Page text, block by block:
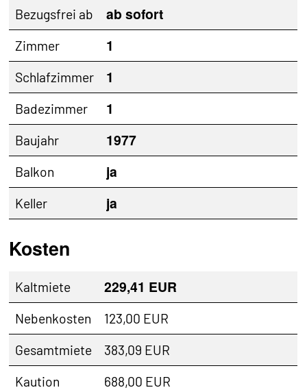
Bezugsfrei ab ab sofort
Zimmer 1
Schlafzimmer 1
Badezimmer 1
Baujahr 1977
Balkon ja
Keller ja
Kosten
Kaltmiete 229,41 EUR
Nebenkosten
123,00 EUR
Gesamtmiete
383,09 EUR
Kaution
688,00 EUR